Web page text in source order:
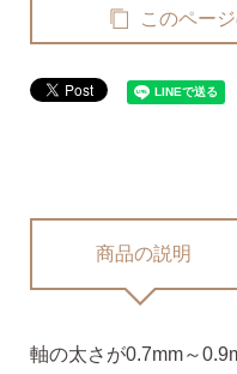
予備の替えキ
全
このペー
商品の説明
軸の太さが0.7mm～